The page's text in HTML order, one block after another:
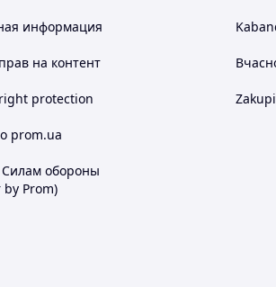
информация
на контент
protection
prom.ua
обороны
by Prom)